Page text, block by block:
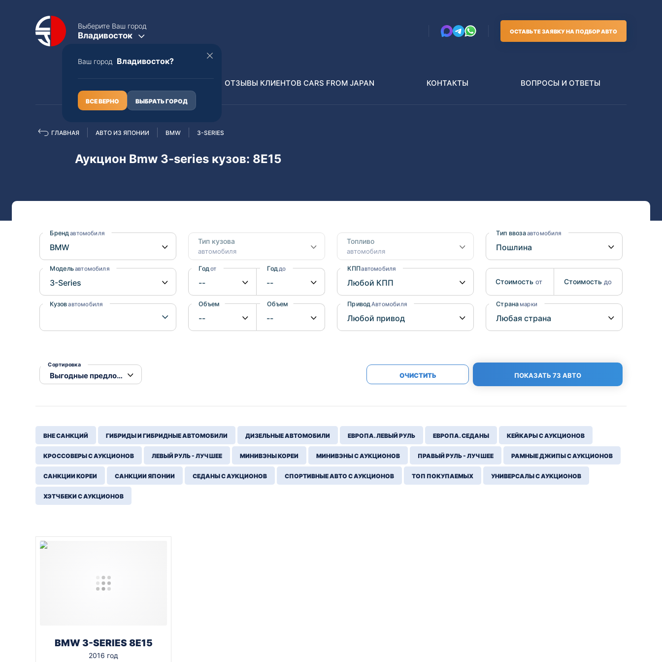
Выберите Ваш город
Владивосток
Ваш город Владивосток?
ВСЕ ВЕРНО ВЫБРАТЬ ГОРОД
ОСТАВЬТЕ ЗАЯВКУ НА ПОДБОР АВТО
Полная пошлина
Nissan
Suzuki
Subaru
Mercedes-Benz
Nissan
Mazda
Mitsubishi
Subaru
Suzuki
Lexus
Audi
Nissan
Mitsubishi
Isuzu
Hino
ОТЗЫВЫ КЛИЕНТОВ CARS FROM JAPAN КОНТАКТЫ ВОПРОСЫ И ОТВЕТЫ
ГЛАВНАЯ АВТО ИЗ ЯПОНИИ BMW 3-SERIES
Аукцион Bmw 3-series кузов: 8E15
Бренд автомобиля
Модельавтомобиля
Кузовавтомобиля
Тип кузова
автомобиля
Год от Год до
Объем от Объем до
Топливо
автомобиля
КППавтомобиля
Привод Автомобиля
Тип ввозаавтомобиля
Стоимость от Стоимость до
Страна марки
Сортировка
ОЧИСТИТЬ ПОКАЗАТЬ 73 АВТО
ВНЕ САНКЦИЙ ГИБРИДЫ И ГИБРИДНЫЕ АВТОМОБИЛИ ДИЗЕЛЬНЫЕ АВТОМОБИЛИ ЕВРОПА. ЛЕВЫЙ РУЛЬ ЕВРОПА. СЕДАНЫ КЕЙКАРЫ С АУКЦИОНОВ
КРОССОВЕРЫ С АУКЦИОНОВ ЛЕВЫЙ РУЛЬ - ЛУЧШЕЕ МИНИВЭНЫ КОРЕИ МИНИВЭНЫ С АУКЦИОНОВ ПРАВЫЙ РУЛЬ - ЛУЧШЕЕ РАМНЫЕ ДЖИПЫ С АУКЦИОНОВ
САНКЦИИ КОРЕИ САНКЦИИ ЯПОНИИ СЕДАНЫ С АУКЦИОНОВ СПОРТИВНЫЕ АВТО С АУКЦИОНОВ ТОП ПОКУПАЕМЫХ УНИВЕРСАЛЫ С АУКЦИОНОВ
ХЭТЧБЕКИ С АУКЦИОНОВ
BMW 3-SERIES 8E15
2016 год